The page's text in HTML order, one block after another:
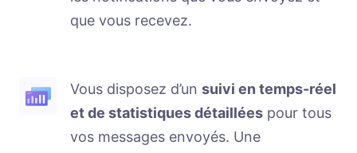
que vous recevez.
Vous disposez d’un suivi en temps-réel
et de statistiques détaillées pour tous
vos messages envoyés. Une